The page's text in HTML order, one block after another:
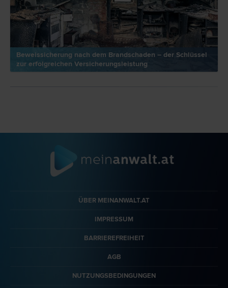
Beweissicherung nach dem Brandschaden – der Schlüssel
zur erfolgreichen Versicherungsleistung
ÜBER MEINANWALT.AT
IMPRESSUM
BARRIEREFREIHEIT
AGB
NUTZUNGSBEDINGUNGEN